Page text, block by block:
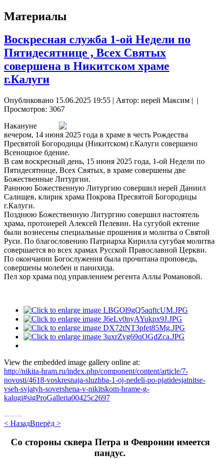
Материалы
Воскресная служба 1-ой Недели по
Пятидесятнице , Всех Святых
совершена в Никитском храме
г.Калуги
Опубликовано 15.06.2025 19:55 | Автор: иерей Максим | |
Просмотров: 3067
Накануне
вечером, 14 июня 2025 года в храме в честь Рождества
Пресвятой Богородицы (Никитском) г.Калуги совершено
Всенощное бдение.
В сам воскресный день, 15 июня 2025 года, 1-ой Недели по
Пятидесятнице, Всех Святых, в храме совершены две
Божественные Литургии.
Раннюю Божественную Литургию совершил иерей Даниил
Салищев, клирик храма Покрова Пресвятой Богородицы
г.Калуги.
Позднюю Божественную Литургию совершил настоятель
храма, протоиерей Алексей Пелевин. На сугубой ектение
были вознесены специальные прошения и молитва о Святой
Руси. По благословению Патриарха Кирилла сугубая молитва
совершается во всех храмах Русской Православной Церкви.
По окончании Богослужения была прочитана проповедь,
совершены молебен и панихида.
Пел хор храма под управлением регента Аллы Романовой.
View the embedded image gallery online at:
http://nikita-hram.ru/index.php/component/content/article/7-
novosti/4618-voskresnaja-sluzhba-1-oj-nedeli-po-pjatidesjatnitse-
vseh-svjatyh-sovershena-v-nikitskom-hrame-g-
kalugi#sigProGalleria00425c2697
Social Like
< НазадВперёд >
Cо стороны сквера Петра и Февронии имеется
пандус.